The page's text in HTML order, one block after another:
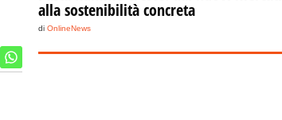
Omicidio a Palermo,
coltellate: rintracciato
alla sostenibilità concreta
di OnlineNews